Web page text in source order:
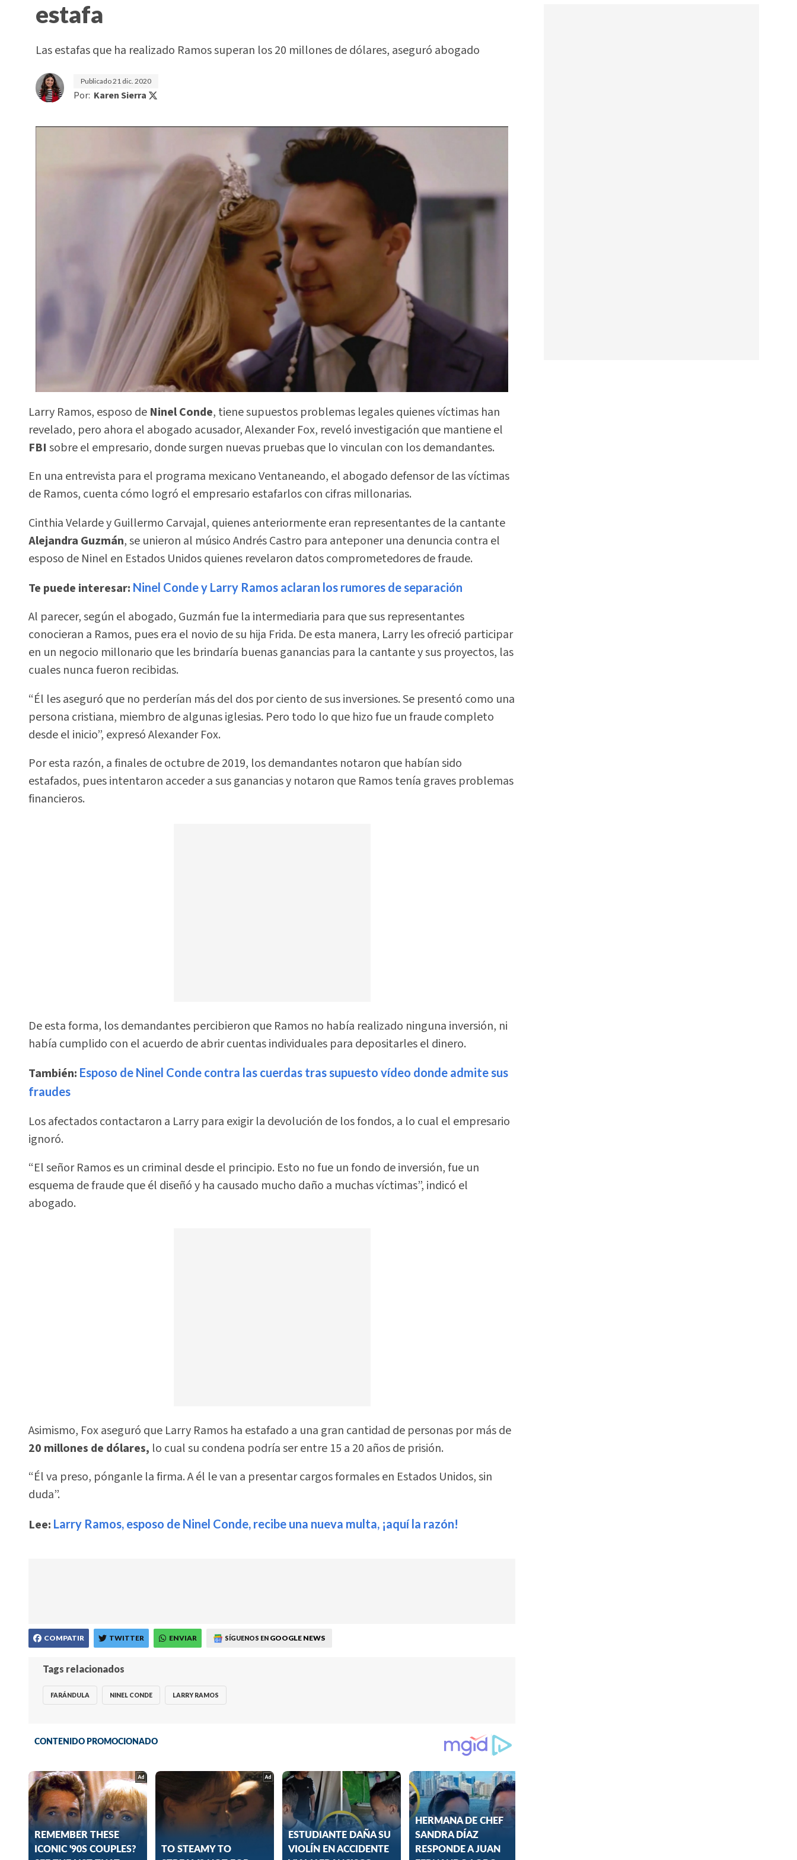
estafa
Las estafas que ha realizado Ramos superan los 20 millones de dólares, aseguró abogado
Publicado21 dic. 2020
Por: Karen Sierra
Larry Ramos, esposo de Ninel Conde, tiene supuestos problemas legales quienes víctimas han
revelado, pero ahora el abogado acusador, Alexander Fox, reveló investigación que mantiene el
FBI sobre el empresario, donde surgen nuevas pruebas que lo vinculan con los demandantes.
En una entrevista para el programa mexicano Ventaneando, el abogado defensor de las víctimas
de Ramos, cuenta cómo logró el empresario estafarlos con cifras millonarias.
Cinthia Velarde y Guillermo Carvajal, quienes anteriormente eran representantes de la cantante
Alejandra Guzmán, se unieron al músico Andrés Castro para anteponer una denuncia contra el
esposo de Ninel en Estados Unidos quienes revelaron datos comprometedores de fraude.
Te puede interesar: Ninel Conde y Larry Ramos aclaran los rumores de separación
Al parecer, según el abogado, Guzmán fue la intermediaria para que sus representantes
conocieran a Ramos, pues era el novio de su hija Frida. De esta manera, Larry les ofreció participar
en un negocio millonario que les brindaría buenas ganancias para la cantante y sus proyectos, las
cuales nunca fueron recibidas.
“Él les aseguró que no perderían más del dos por ciento de sus inversiones. Se presentó como una
persona cristiana, miembro de algunas iglesias. Pero todo lo que hizo fue un fraude completo
desde el inicio”, expresó Alexander Fox.
Por esta razón, a finales de octubre de 2019, los demandantes notaron que habían sido
estafados, pues intentaron acceder a sus ganancias y notaron que Ramos tenía graves problemas
financieros.
De esta forma, los demandantes percibieron que Ramos no había realizado ninguna inversión, ni
había cumplido con el acuerdo de abrir cuentas individuales para depositarles el dinero.
También: Esposo de Ninel Conde contra las cuerdas tras supuesto vídeo donde admite sus
fraudes
Los afectados contactaron a Larry para exigir la devolución de los fondos, a lo cual el empresario
ignoró.
“El señor Ramos es un criminal desde el principio. Esto no fue un fondo de inversión, fue un
esquema de fraude que él diseñó y ha causado mucho daño a muchas víctimas”, indicó el
abogado.
Asimismo, Fox aseguró que Larry Ramos ha estafado a una gran cantidad de personas por más de
20 millones de dólares, lo cual su condena podría ser entre 15 a 20 años de prisión.
“Él va preso, pónganle la firma. A él le van a presentar cargos formales en Estados Unidos, sin
duda”.
Lee: Larry Ramos, esposo de Ninel Conde, recibe una nueva multa, ¡aquí la razón!
COMPATIR TWITTER ENVIAR SÍGUENOS EN GOOGLE NEWS
Tags relacionados
FARÁNDULA NINEL CONDE LARRY RAMOS